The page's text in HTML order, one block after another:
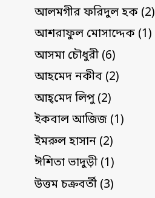
আলমগীর ফরিদুল হক (2)
আশরাফুল মোসাদ্দেক (1)
আসমা চৌধুরী (6)
আহমেদ নকীব (2)
আহ্‌মেদ লিপু (2)
ইকবাল আজিজ (1)
ইমরুল হাসান (2)
ঈশিতা ভাদুড়ী (1)
উত্তম চক্রবর্তী (3)